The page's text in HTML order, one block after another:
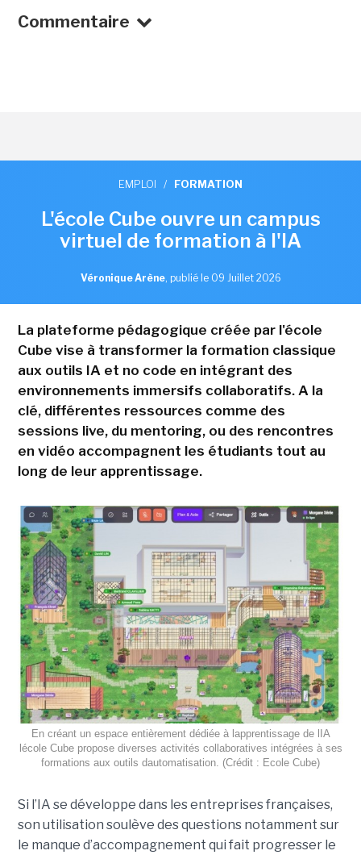
Commentaire
EMPLOI / FORMATION
L'école Cube ouvre un campus
virtuel de formation à l'IA
Véronique Arène, publié le 09 Juillet 2026
La plateforme pédagogique créée par l'école
Cube vise à transformer la formation classique
aux outils IA et no code en intégrant des
environnements immersifs collaboratifs. A la
clé, différentes ressources comme des
sessions live, du mentoring, ou des rencontres
en vidéo accompagnent les étudiants tout au
long de leur apprentissage.
En créant un espace entièrement dédiée à lapprentissage de lIA
lécole Cube propose diverses activités collaboratives intégrées à ses
formations aux outils dautomatisation. (Crédit : Ecole Cube)
Si l’IA se développe dans les entreprises françaises,
son utilisation soulève des questions notamment sur
le manque d’accompagnement qui fait progresser le